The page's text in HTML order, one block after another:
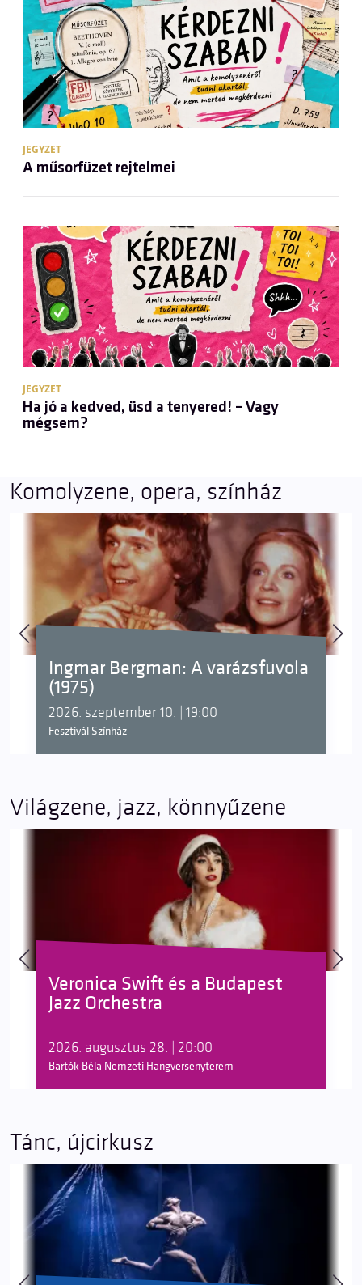
JEGYZET
A műsorfüzet rejtelmei
JEGYZET
Ha jó a kedved, üsd a tenyered! – Vagy
mégsem?
Komolyzene, opera, színház
Ingmar Bergman: A varázsfuvola
(1975)
2026. szeptember 10. | 19:00
Fesztivál Színház
Világzene, jazz, könnyűzene
Veronica Swift és a Budapest
Jazz Orchestra
2026. augusztus 28. | 20:00
Bartók Béla Nemzeti Hangversenyterem
Tánc, újcirkusz